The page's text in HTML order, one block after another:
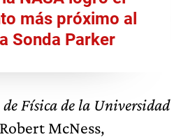
más próximo al
Sonda Parker
de Física de la Universidad
McNess,